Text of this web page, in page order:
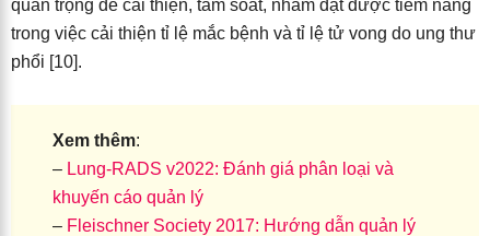
quan trọng để cải thiện, tầm soát, nhằm đạt được tiềm năng
trong việc cải thiện tỉ lệ mắc bệnh và tỉ lệ tử vong do ung thư
phổi [10].
Xem thêm:
– Lung-RADS v2022: Đánh giá phân loại và
khuyến cáo quản lý
– Fleischner Society 2017: Hướng dẫn quản lý